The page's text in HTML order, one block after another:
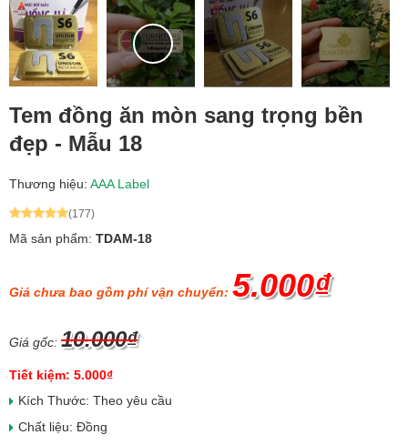
Tem đồng ăn mòn sang trọng bền
đẹp - Mẫu 18
Thương hiệu: AAA Label
(177)
Mã sản phẩm: TDAM-18
Giá chưa bao gồm phí vận chuyển: 5.000₫
Giá gốc: 10.000₫
Tiết kiệm: 5.000₫
Kích Thước: Theo yêu cầu
Chất liệu: Đồng